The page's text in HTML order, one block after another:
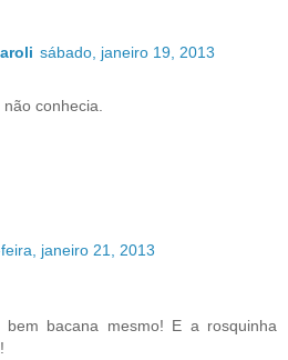
sábado, janeiro 19, 2013
conhecia.
janeiro 21, 2013
bem bacana mesmo! E a rosquinha